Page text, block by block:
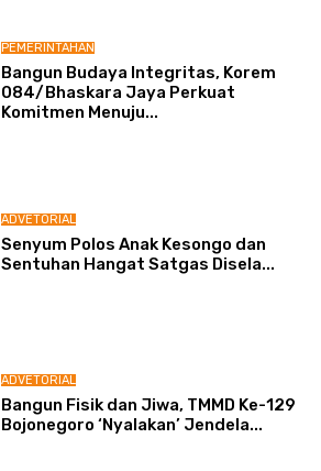
PEMERINTAHAN
Bangun Budaya Integritas, Korem
084/Bhaskara Jaya Perkuat
Komitmen Menuju...
ADVETORIAL
Senyum Polos Anak Kesongo dan
Sentuhan Hangat Satgas Disela...
ADVETORIAL
Bangun Fisik dan Jiwa, TMMD Ke-129
Bojonegoro ‘Nyalakan’ Jendela...